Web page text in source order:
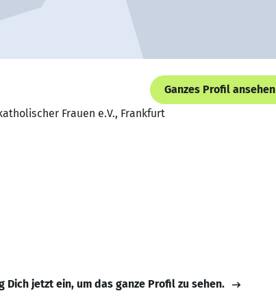
Ganzes Profil ansehen
Frauen e.V., Frankfurt
Dich jetzt ein, um das ganze Profil zu sehen.